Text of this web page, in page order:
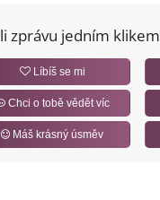
zprávu jedním klikem
Líbíš se mi
Chci o tobě vědět víc
Máš krásný úsměv